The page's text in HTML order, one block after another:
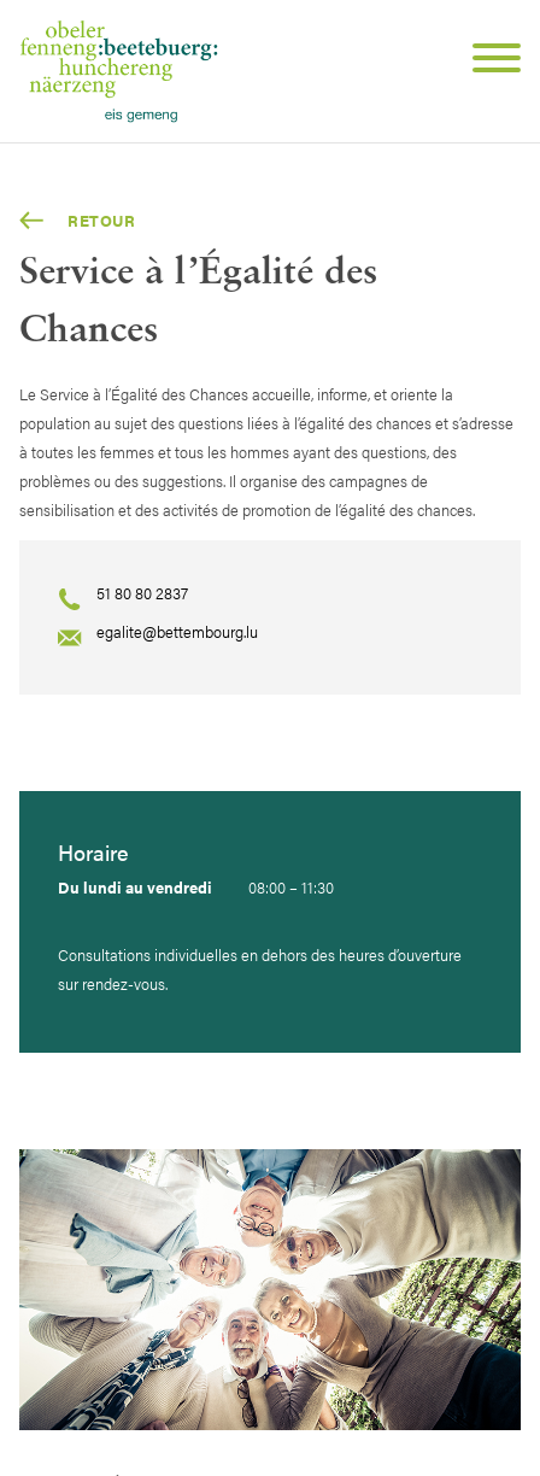
RETOUR
Service à l’Égalité des
Chances
Le Service à l’Égalité des Chances accueille, informe, et oriente la
population au sujet des questions liées à l’égalité des chances et s’adresse
à toutes les femmes et tous les hommes ayant des questions, des
problèmes ou des suggestions. Il organise des campagnes de
sensibilisation et des activités de promotion de l’égalité des chances.
51 80 80 2837
egalite@bettembourg.lu
Horaire
Du lundi au vendredi 08:00 – 11:30
Consultations individuelles en dehors des heures d’ouverture
sur rendez-vous.